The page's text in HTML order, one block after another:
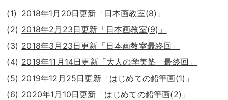
2018年1月20日更新「日本画教室(8)」
2018年2月23日更新「日本画教室(9)」
2018年3月23日更新「日本画教室最終回」
2019年11月14日更新「大人の学美塾 最終回」
2019年12月25日更新「はじめての鉛筆画(1)」
2020年1月10日更新「はじめての鉛筆画(2)」